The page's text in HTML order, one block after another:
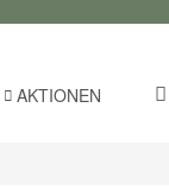
AKTIONEN